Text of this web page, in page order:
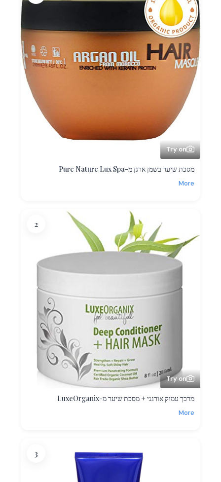
Try on
מסכת שיער בשמן ארגן מ-Pure Nature Lux Spa
More
2
Try on
מרכך עמוק אורגני + מסכת שיער מ-LuxeOrganix
More
3